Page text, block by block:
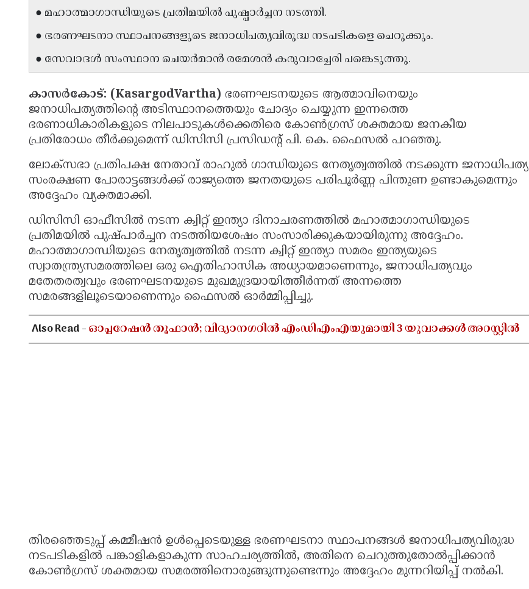
● മഹാത്മാഗാന്ധിയുടെ പ്രതിമയിൽ പുഷ്പാർച്ചന നടത്തി.
● ഭരണഘടനാ സ്ഥാപനങ്ങളുടെ ജനാധിപത്യവിരുദ്ധ നടപടികളെ ചെറുക്കും.
● സേവാദൾ സംസ്ഥാന ചെയർമാൻ രമേശൻ കരുവാച്ചേരി പങ്കെടുത്തു.
കാസർകോട്: (KasargodVartha) ഭരണഘടനയുടെ ആത്മാവിനെയും
ജനാധിപത്യത്തിന്റെ അടിസ്ഥാനത്തെയും ചോദ്യം ചെയ്യുന്ന ഇന്നത്തെ
ഭരണാധികാരികളുടെ നിലപാടുകൾക്കെതിരെ കോൺഗ്രസ് ശക്തമായ ജനകീയ
പ്രതിരോധം തീർക്കുമെന്ന് ഡിസിസി പ്രസിഡന്റ് പി. കെ. ഫൈസൽ പറഞ്ഞു.
ലോക്സഭാ പ്രതിപക്ഷ നേതാവ് രാഹുൽ ഗാന്ധിയുടെ നേതൃത്വത്തിൽ നടക്കുന്ന ജനാധിപത്യ
സംരക്ഷണ പോരാട്ടങ്ങൾക്ക് രാജ്യത്തെ ജനതയുടെ പരിപൂർണ്ണ പിന്തുണ ഉണ്ടാകുമെന്നും
അദ്ദേഹം വ്യക്തമാക്കി.
ഡിസിസി ഓഫീസിൽ നടന്ന ക്വിറ്റ് ഇന്ത്യാ ദിനാചരണത്തിൽ മഹാത്മാഗാന്ധിയുടെ
പ്രതിമയിൽ പുഷ്പാർച്ചന നടത്തിയശേഷം സംസാരിക്കുകയായിരുന്നു അദ്ദേഹം.
മഹാത്മാഗാന്ധിയുടെ നേതൃത്വത്തിൽ നടന്ന ക്വിറ്റ് ഇന്ത്യാ സമരം ഇന്ത്യയുടെ
സ്വാതന്ത്ര്യസമരത്തിലെ ഒരു ഐതിഹാസിക അധ്യായമാണെന്നും, ജനാധിപത്യവും
മതേതരത്വവും ഭരണഘടനയുടെ മുഖമുദ്രയായിത്തീർന്നത് അന്നത്തെ
സമരങ്ങളിലൂടെയാണെന്നും ഫൈസൽ ഓർമ്മിപ്പിച്ചു.
Also Read -ഓപ്പറേഷൻ തൂഫാൻ; വിദ്യാനഗറിൽ എംഡിഎംഎയുമായി 3 യുവാക്കൾ അറസ്റ്റിൽ
തിരഞ്ഞെടുപ്പ് കമ്മീഷൻ ഉൾപ്പെടെയുള്ള ഭരണഘടനാ സ്ഥാപനങ്ങൾ ജനാധിപത്യവിരുദ്ധ
നടപടികളിൽ പങ്കാളികളാകുന്ന സാഹചര്യത്തിൽ, അതിനെ ചെറുത്തുതോൽപ്പിക്കാൻ
കോൺഗ്രസ് ശക്തമായ സമരത്തിനൊരുങ്ങുന്നുണ്ടെന്നും അദ്ദേഹം മുന്നറിയിപ്പ് നൽകി.